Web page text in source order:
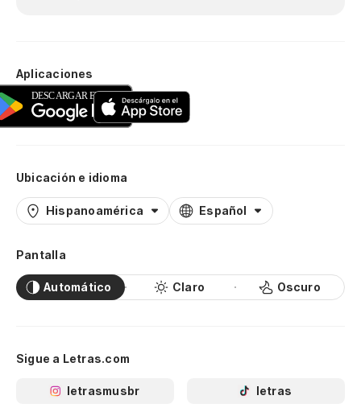
Aplicaciones
Ubicación e idioma
Hispanoamérica Español
Pantalla
Automático Claro Oscuro
Sigue a Letras.com
letrasmusbr letras